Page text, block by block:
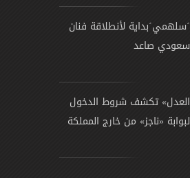
´سلهمي´بداية لأنطلاقة فنان
سعودي صاعد
العدل» تكشف شروط الدخول
لبوابة «ناجز» من خارج المملكة